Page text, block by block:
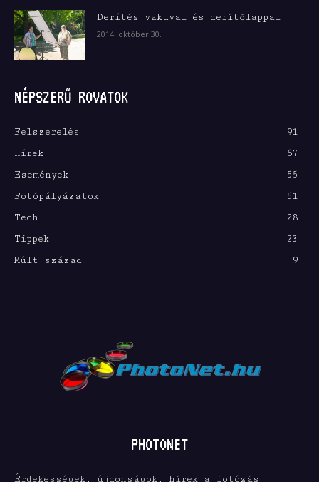
Derítés vakuval és derítőlappal
2014. október 30.
NÉPSZERŰ ROVATOK
Felszerelés
91
Hírek
67
Események
55
Fotópályázatok
51
Tech
28
Tippek
23
Múlt század
9
PHOTONET
Érdekességek, újdonságok, hírek a fotózás